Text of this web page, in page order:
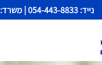
נייד: 054-443-8833 | משרד: 03-6781949 |